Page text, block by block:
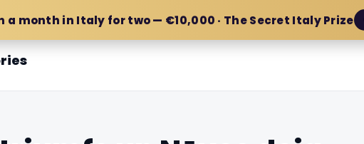
a month in Italy for two — €10,000 · The Secret Italy Prize